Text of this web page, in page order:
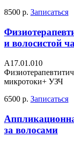
8500 р. Записаться
и волосистой
A17.01.010
микротоки+ УЗЧ
6500 р. Записаться
за волосами